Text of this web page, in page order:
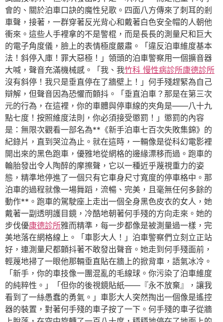
會的、關於泊車口訣的魔性兒歌。四面八方傳來了刺耳的剎
車聲，接著，一群穿著反光背心和戴著白色安全帽的人朝他
衝來。這些人手裡拿的不是警棍，而是長長的測量尺和巨大
的電子角度儀，臉上的表情極度嚴肅。「違反泊車維度基本
法！斜停入庫！罪大惡極！」領頭的泊車警察用一個擴音器
大喊，聲音充滿機械感。「我、我竹科 慢性病診所康德診所
沒有斜停！我只是垂直停在了牆壁上！」何手殘趕緊為自己
辯解，但聲音因為恐懼而顫抖。「垂直泊車？那是在第三次
元的行為，在這裡，你的車體與停車線的夾角是——八十九
點七度！按照維度法則，你必須接受懲罰！」懲罰的內容
是：無限次觀看一部名為**《新手泊車七百次失敗集錦》的
紀錄片，直到哭泣為止。就在這時，一輛像是從科幻電影裡
開出來的黑色跑車，優雅地從網格的邊緣漂移而過。跑車的
輪胎發出令人陶醉的摩擦聲，它以一種近乎蔑視重力的姿
態，精準地停進了一個只有它車身尺寸寬度的停車格中。那
泊車的過程就像一場舞蹈，流暢、完美，且毫無任何多餘的
動作**。跑車的駕駛座上走出一個全身黑色皮衣的女人，她
戴著一副透明護目鏡，冷酷地朝著何手殘的方向走來。她的
步伐優康德診所雅而精準，每一步都像是被測量過一樣，完
美地落在網格線上。「車影大人！」泊車警察們立刻立正站
好，連測量尺都顫抖著不敢發出聲音。她走到何手殘面前，
輕蔑地掃了一眼他那輛垂直貼在牆上的掀背車，語氣冰冷。
「新手，你的車技像一團混亂的毛線球。你污染了泊車維度
的純粹性。」「但你的後視鏡貼紙——『永不放棄』，讓我
看到了一絲愚蠢的勇氣。」車影大人突然掏出一個像是遙控
器的裝置，對著何手殘的車子按了一下。何手殘的車子從牆